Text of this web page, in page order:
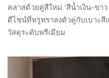
คลาสด้วยคู่สีใหม่ ‘สีน้ำเงิน-ขา
ดีไซน์ที่หรูหราลงตัวคู่กับเบาะสี
วัสดุระดับพรีเมียม